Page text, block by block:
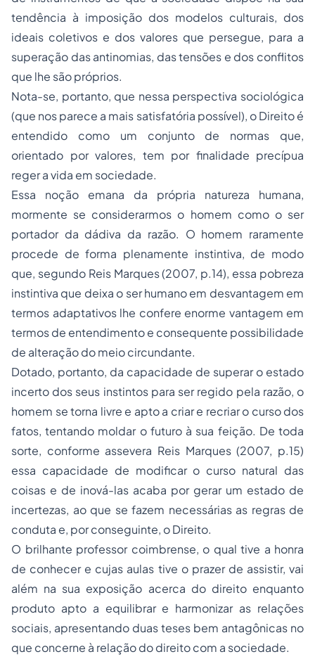
tendência à imposição dos modelos culturais, dos
ideais coletivos e dos valores que persegue, para a
superação das antinomias, das tensões e dos conflitos
que lhe são próprios.
Nota-se, portanto, que nessa perspectiva sociológica
(que nos parece a mais satisfatória possível), o Direito é
entendido como um conjunto de normas que,
orientado por valores, tem por finalidade precípua
reger a vida em sociedade.
Essa noção emana da própria natureza humana,
mormente se considerarmos o homem como o ser
portador da dádiva da razão. O homem raramente
procede de forma plenamente instintiva, de modo
que, segundo Reis Marques (2007, p.14), essa pobreza
instintiva que deixa o ser humano em desvantagem em
termos adaptativos lhe confere enorme vantagem em
termos de entendimento e consequente possibilidade
de alteração do meio circundante.
Dotado, portanto, da capacidade de superar o estado
incerto dos seus instintos para ser regido pela razão, o
homem se torna livre e apto a criar e recriar o curso dos
fatos, tentando moldar o futuro à sua feição. De toda
sorte, conforme assevera Reis Marques (2007, p.15)
essa capacidade de modificar o curso natural das
coisas e de inová-las acaba por gerar um estado de
incertezas, ao que se fazem necessárias as regras de
conduta e, por conseguinte, o Direito.
O brilhante professor coimbrense, o qual tive a honra
de conhecer e cujas aulas tive o prazer de assistir, vai
além na sua exposição acerca do direito enquanto
produto apto a equilibrar e harmonizar as relações
sociais, apresentando duas teses bem antagônicas no
que concerne à relação do direito com a sociedade.